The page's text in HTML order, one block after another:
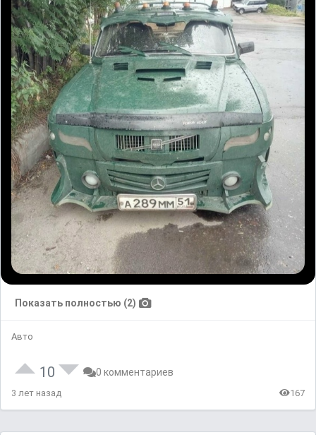
Показать полностью (2)
Авто
10 0 комментариев
3 лет назад 167